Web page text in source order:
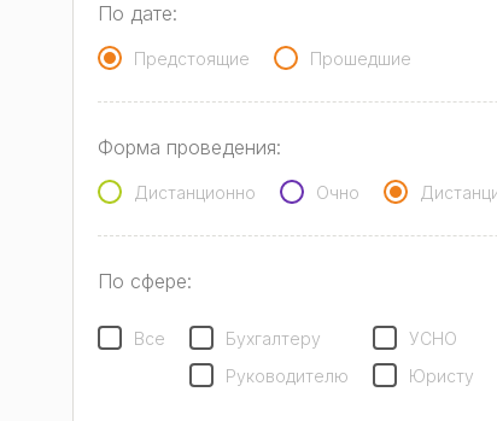
По дате:
Предстоящие Прошедшие
Форма проведения:
Дистанционно Очно
По сфере:
Все Бухгалтеру УСНО
Руководителю
Юристу